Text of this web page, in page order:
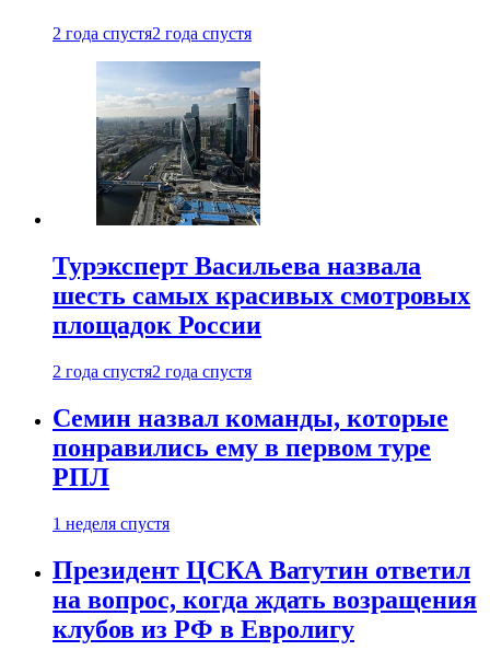
2 года спустя2 года спустя
Турэксперт Васильева назвала
шесть самых красивых смотровых
площадок России
2 года спустя2 года спустя
Семин назвал команды, которые
понравились ему в первом туре
РПЛ
1 неделя спустя
Президент ЦСКА Ватутин ответил
на вопрос, когда ждать возращения
клубов из РФ в Евролигу